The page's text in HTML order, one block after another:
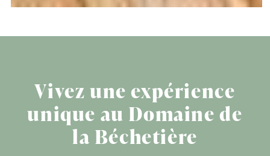
Vivez une expérience
unique au Domaine de
la Béchetière